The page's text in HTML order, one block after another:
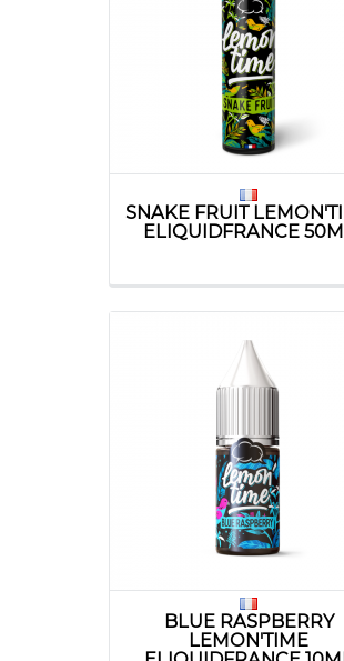
SNAKE FRUIT
ELIQUIDFRANCE
BLUE RASPBERRY
LEMON'TIME